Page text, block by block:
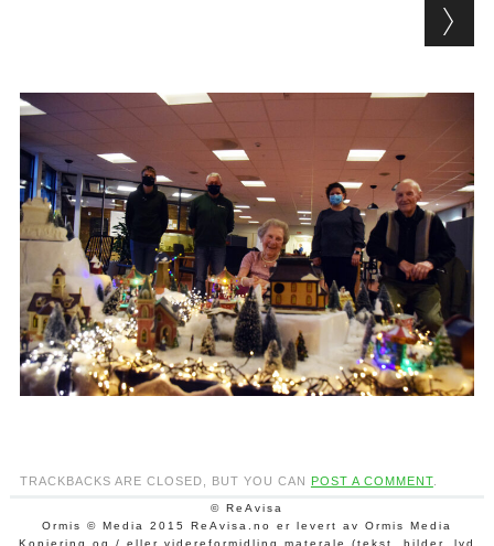
TRACKBACKS ARE CLOSED, BUT YOU CAN POST A COMMENT.
© ReAvisa
Ormis © Media 2015 ReAvisa.no er levert av Ormis Media
Kopiering og / eller videreformidling materale (tekst, bilder, lyd